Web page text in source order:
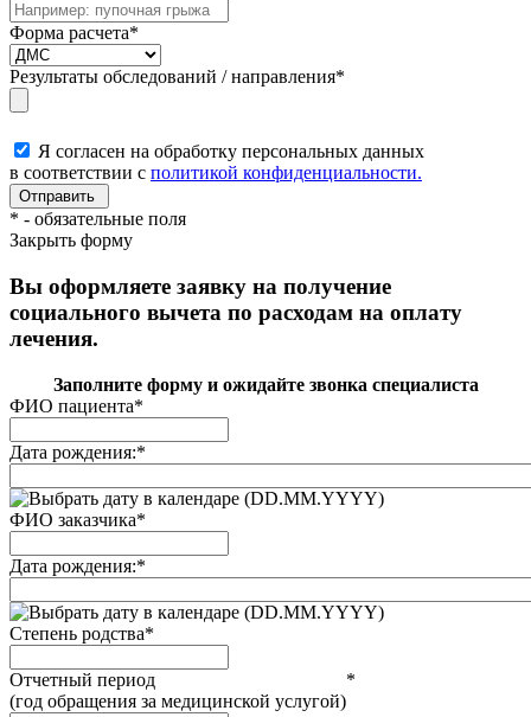
Форма расчета*
Результаты обследований / направления*
Я согласен на обработку персональных данных
в соответствии с политикой конфиденциальности.
* - обязательные поля
Закрыть форму
Вы оформляете заявку на получение
социального вычета по расходам на оплату
лечения.
Заполните форму и ожидайте звонка специалиста
ФИО пациента*
Дата рождения:*
(DD.MM.YYYY)
ФИО заказчика*
Дата рождения:*
(DD.MM.YYYY)
Степень родства*
Отчетный период
(год обращения за медицинской услугой)
*